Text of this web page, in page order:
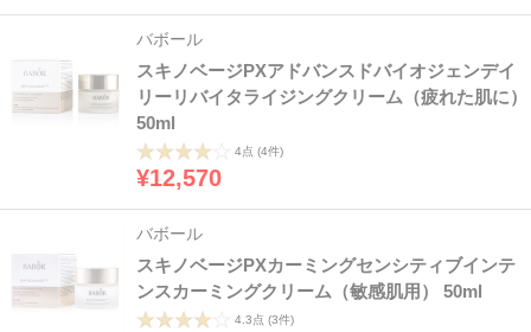
バボール
スキノベージPXアドバンスドバイオジェンデイ
リーリバイタライジングクリーム（疲れた肌に）
50ml
4点 (4件)
¥12,570
バボール
スキノベージPXカーミングセンシティブインテ
ンスカーミングクリーム（敏感肌用） 50ml
4.3点 (3件)